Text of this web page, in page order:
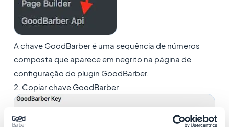
A chave GoodBarber é uma sequência de números
composta que aparece em negrito na página de
configuração do plugin GoodBarber.
2. Copiar chave GoodBarber